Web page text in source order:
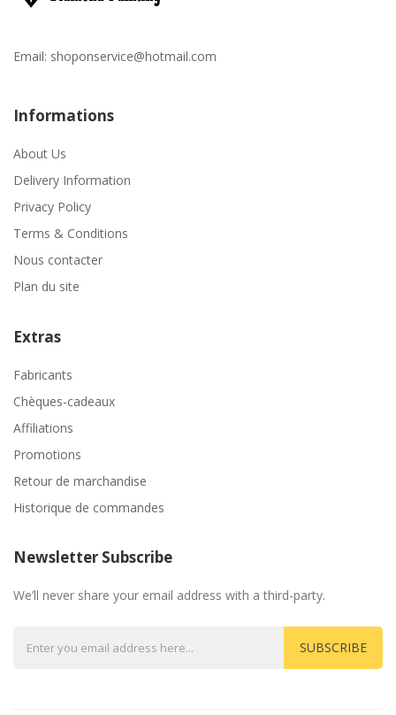
Email: shoponservice@hotmail.com
Informations
About Us
Delivery Information
Privacy Policy
Terms & Conditions
Nous contacter
Plan du site
Extras
Fabricants
Chèques-cadeaux
Affiliations
Promotions
Retour de marchandise
Historique de commandes
Newsletter Subscribe
We’ll never share your email address with a third-party.
SUBSCRIBE